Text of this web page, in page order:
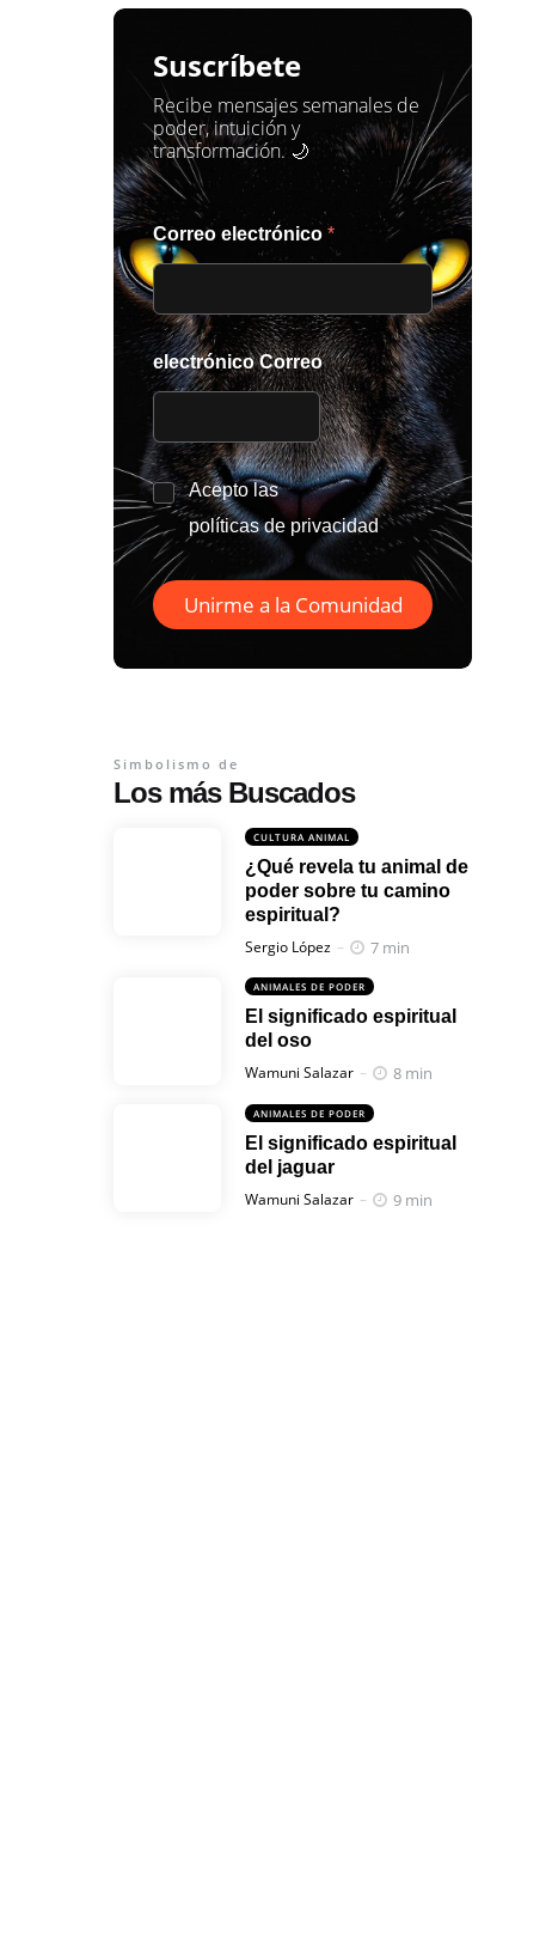
Suscríbete
Recibe mensajes semanales de
poder, intuición y
transformación. 🌙
Correo electrónico *
electrónico Correo
*
Acepto las
políticas de privacidad
Unirme a la Comunidad
Los más Buscados
Simbolismo de
CULTURA ANIMAL
¿Qué revela tu animal de
poder sobre tu camino
espiritual?
Posted
Sergio López 7 min
ANIMALES DE PODER
El significado espiritual
del oso
Posted
Wamuni Salazar 8 min
ANIMALES DE PODER
El significado espiritual
del jaguar
Posted
Wamuni Salazar 9 min